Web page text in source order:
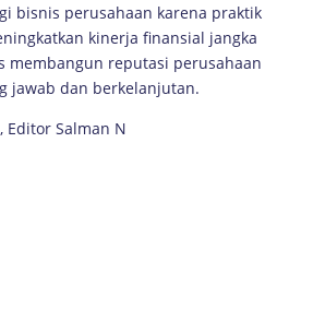
bisnis perusahaan karena praktik
kinerja finansial jangka
membangun reputasi perusahaan
jawab dan berkelanjutan.
Editor Salman N